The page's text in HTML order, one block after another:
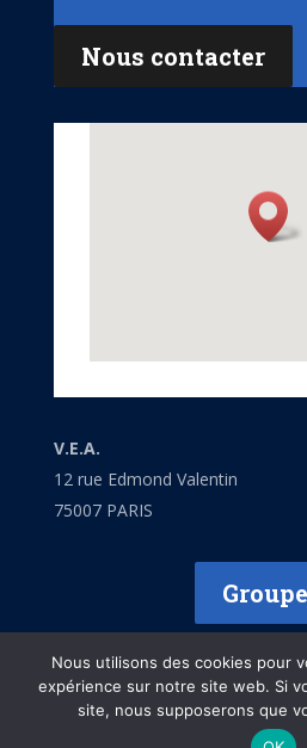
Nous contacter
V.E.A.
12 rue Edmond Valentin
75007 PARIS
Nous utilisons des cookies pour
expérience sur notre site web. Si
site, nous supposerons que